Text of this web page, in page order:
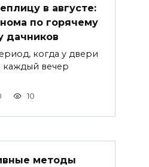
в августе:
по горячему
дачников
когда у двери
каждый вечер
10
методы